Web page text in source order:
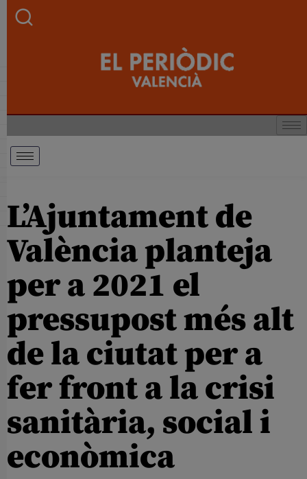
L’Ajuntament de
València planteja
per a 2021 el
pressupost més alt
de la ciutat per a
fer front a la crisi
sanitària, social i
econòmica